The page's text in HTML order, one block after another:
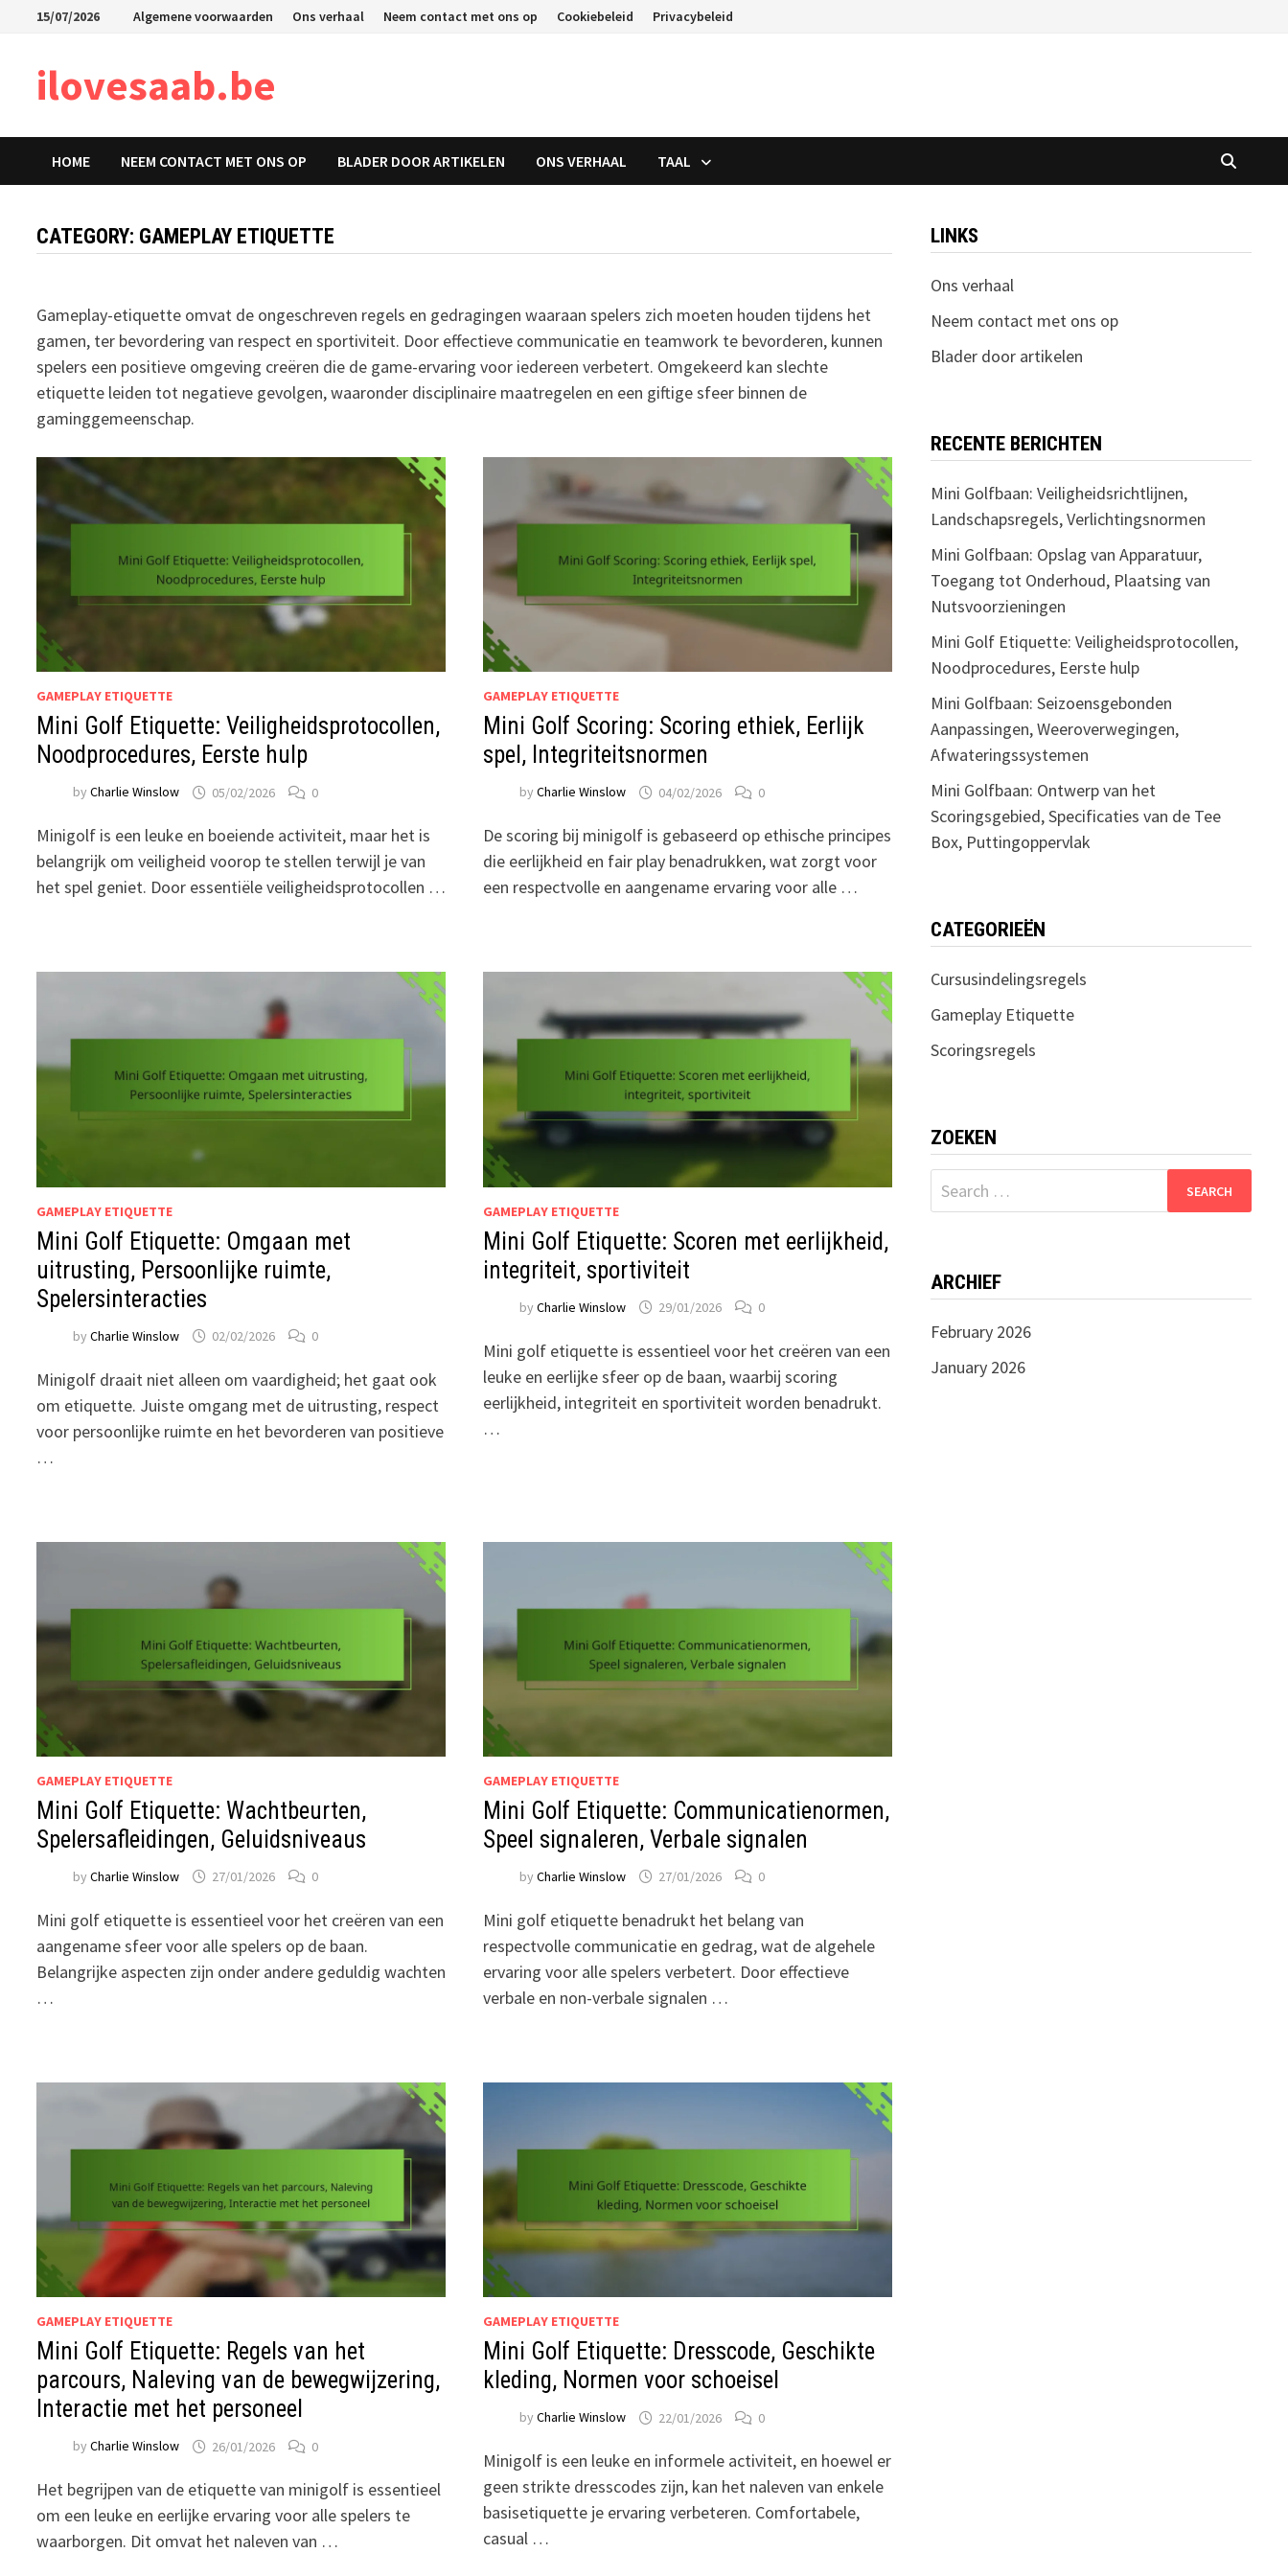
15/07/2026 Algemene voorwaarden Ons verhaal Neem contact met ons op Cookiebeleid Privacybeleid
ilovesaab.be
HOME NEEM CONTACT MET ONS OP BLADER DOOR ARTIKELEN ONS VERHAAL TAAL
CATEGORY: GAMEPLAY ETIQUETTE
Gameplay-etiquette omvat de ongeschreven regels en gedragingen waaraan spelers zich moeten houden tijdens het
gamen, ter bevordering van respect en sportiviteit. Door effectieve communicatie en teamwork te bevorderen, kunnen
spelers een positieve omgeving creëren die de game-ervaring voor iedereen verbetert. Omgekeerd kan slechte
etiquette leiden tot negatieve gevolgen, waaronder disciplinaire maatregelen en een giftige sfeer binnen de
gaminggemeenschap.
GAMEPLAY ETIQUETTE
Mini Golf Etiquette: Veiligheidsprotocollen,
Noodprocedures, Eerste hulp
byCharlie Winslow 05/02/2026 0
Minigolf is een leuke en boeiende activiteit, maar het is
belangrijk om veiligheid voorop te stellen terwijl je van
het spel geniet. Door essentiële veiligheidsprotocollen …
GAMEPLAY ETIQUETTE
Mini Golf Scoring: Scoring ethiek, Eerlijk
spel, Integriteitsnormen
by Charlie Winslow 04/02/2026 0
De scoring bij minigolf is gebaseerd op ethische principes
die eerlijkheid en fair play benadrukken, wat zorgt voor
een respectvolle en aangename ervaring voor alle …
GAMEPLAY ETIQUETTE
Mini Golf Etiquette: Omgaan met
uitrusting, Persoonlijke ruimte,
Spelersinteracties
byCharlie Winslow 02/02/2026 0
Minigolf draait niet alleen om vaardigheid; het gaat ook
om etiquette. Juiste omgang met de uitrusting, respect
voor persoonlijke ruimte en het bevorderen van positieve
…
GAMEPLAY ETIQUETTE
Mini Golf Etiquette: Scoren met eerlijkheid,
integriteit, sportiviteit
by Charlie Winslow 29/01/2026 0
Mini golf etiquette is essentieel voor het creëren van een
leuke en eerlijke sfeer op de baan, waarbij scoring
eerlijkheid, integriteit en sportiviteit worden benadrukt.
…
GAMEPLAY ETIQUETTE
Mini Golf Etiquette: Wachtbeurten,
Spelersafleidingen, Geluidsniveaus
byCharlie Winslow 27/01/2026 0
Mini golf etiquette is essentieel voor het creëren van een
aangename sfeer voor alle spelers op de baan.
Belangrijke aspecten zijn onder andere geduldig wachten
…
GAMEPLAY ETIQUETTE
Mini Golf Etiquette: Communicatienormen,
Speel signaleren, Verbale signalen
by Charlie Winslow 27/01/2026 0
Mini golf etiquette benadrukt het belang van
respectvolle communicatie en gedrag, wat de algehele
ervaring voor alle spelers verbetert. Door effectieve
verbale en non-verbale signalen …
GAMEPLAY ETIQUETTE
Mini Golf Etiquette: Regels van het
parcours, Naleving van de bewegwijzering,
Interactie met het personeel
byCharlie Winslow 26/01/2026 0
Het begrijpen van de etiquette van minigolf is essentieel
om een leuke en eerlijke ervaring voor alle spelers te
waarborgen. Dit omvat het naleven van …
GAMEPLAY ETIQUETTE
Mini Golf Etiquette: Dresscode, Geschikte
kleding, Normen voor schoeisel
by Charlie Winslow 22/01/2026 0
Minigolf is een leuke en informele activiteit, en hoewel er
geen strikte dresscodes zijn, kan het naleven van enkele
basisetiquette je ervaring verbeteren. Comfortabele,
casual …
LINKS
Ons verhaal
Neem contact met ons op
Blader door artikelen
RECENTE BERICHTEN
Mini Golfbaan: Veiligheidsrichtlijnen,
Landschapsregels, Verlichtingsnormen
Mini Golfbaan: Opslag van Apparatuur,
Toegang tot Onderhoud, Plaatsing van
Nutsvoorzieningen
Mini Golf Etiquette: Veiligheidsprotocollen,
Noodprocedures, Eerste hulp
Mini Golfbaan: Seizoensgebonden
Aanpassingen, Weeroverwegingen,
Afwateringssystemen
Mini Golfbaan: Ontwerp van het
Scoringsgebied, Specificaties van de Tee
Box, Puttingoppervlak
CATEGORIEËN
Cursusindelingsregels
Gameplay Etiquette
Scoringsregels
ZOEKEN
Search
for:
ARCHIEF
February 2026
January 2026